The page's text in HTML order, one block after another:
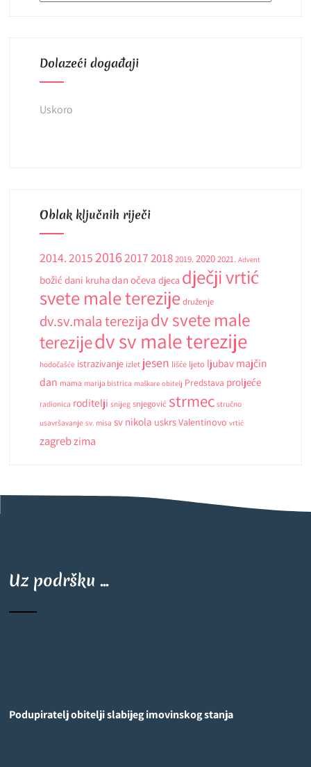
Dolazeći događaji
Uskoro
Oblak ključnih riječi
2014.2015201620172018 2019. 2020 2021. Advent
božić dani kruhadan očeva djeca dječji vrtić
svete male terezije druženje
dv.sv.mala terezijadv svete male
terezijedv sv male terezije
hodočašće istrazivanje izlet jesen lišće ljeto ljubav majčin
dan mama marija bistrica maškare obitelj Predstava proljeće
radionica roditelji snijeg snjegović strmec stručno
usavršavanje sv. misa sv nikola uskrsValentinovo vrtić
zagrebzima
Uz podršku ...
Podupiratelj obitelji slabijeg imovinskog stanja